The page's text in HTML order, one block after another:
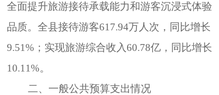
全面提升旅游接待承载能力和游客沉浸式体验
品质。 全县接待游客617.94万人次，同比增长
9.51% ；实现旅游综合收入60.78亿，同比增长
10.11%。
二、一般公共预算支出情况